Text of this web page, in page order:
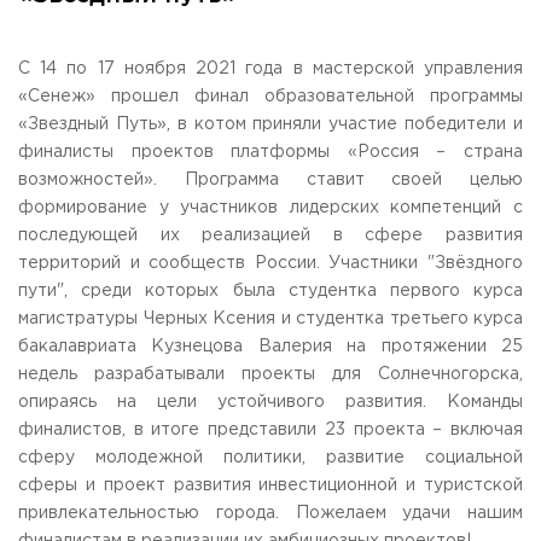
Общежитие / Кампус РГУТИС
Контакты
Научная деятельность
Дополнительное образование
Федеральный ресурсный центр
Федеральное учебно-методическое объединение в
системе ВО
Федеральное учебно-методическое объединение в
системе СПО
Профком
Конкурс ППС
ЗАКАЗАТЬ ОБРАТНЫЙ ЗВОНОК
АДРЕС
141221, Московская обл.,Городской округ
Пушкинский,
пгт. Черкизово,
ул. Главная, 99
+7 (495) 940 83 58 - Приемная комиссия
E-MAIL
info@rguts.ru
priem@rguts.ru - Приемная комиссия
ГРАФИК И РЕЖИМ РАБОТЫ
пн-чт: с 09:00 до 18:00;
С 14 по 17 ноября 2021 года в мастерской управления
«Сенеж» прошел финал образовательной программы
«Звездный Путь», в котом приняли участие победители и
финалисты проектов платформы «Россия – страна
возможностей». Программа ставит своей целью
формирование у участников лидерских компетенций с
последующей их реализацией в сфере развития
территорий и сообществ России. Участники "Звёздного
пути", среди которых была студентка первого курса
магистратуры Черных Ксения и студентка третьего курса
бакалавриата Кузнецова Валерия на протяжении 25
недель разрабатывали проекты для Солнечногорска,
опираясь на цели устойчивого развития. Команды
финалистов, в итоге представили 23 проекта – включая
сферу молодежной политики, развитие социальной
сферы и проект развития инвестиционной и туристской
привлекательностью города. Пожелаем удачи нашим